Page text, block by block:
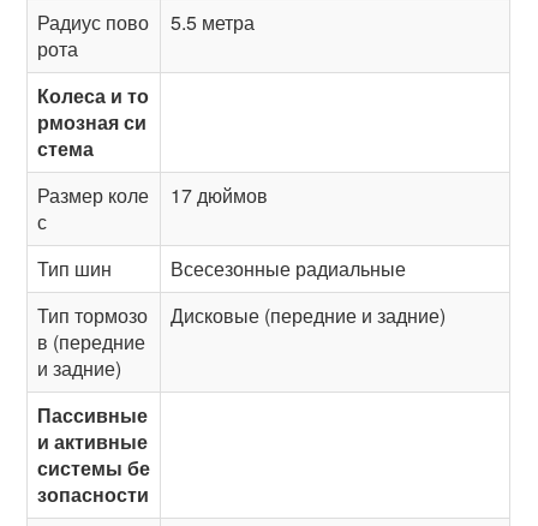
Радиус пово
рота
5.5 метра
Колеса и то
рмозная си
стема
Размер коле
с
17 дюймов
Тип шин
Всесезонные радиальные
Тип тормозо
в (передние
и задние)
Дисковые (передние и задние)
Пассивные
и активные
системы бе
зопасности